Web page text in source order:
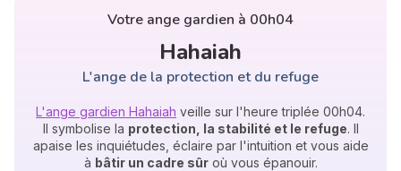
Votre ange gardien à 00h04
Hahaiah
L'ange de la protection et du refuge
L'ange gardien Hahaiah veille sur l'heure triplée 00h04.
Il symbolise la protection, la stabilité et le refuge. Il
apaise les inquiétudes, éclaire par l'intuition et vous aide
à bâtir un cadre sûroù vous épanouir.